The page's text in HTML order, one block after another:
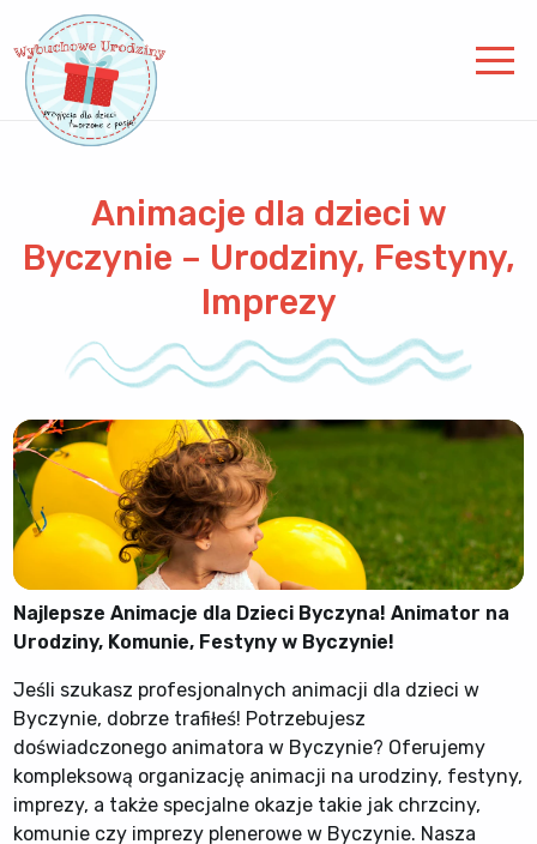
Animacje dla dzieci w
Byczynie – Urodziny, Festyny,
Imprezy
Najlepsze Animacje dla Dzieci Byczyna! Animator na
Urodziny, Komunie, Festyny w Byczynie!
Jeśli szukasz profesjonalnych animacji dla dzieci w
Byczynie, dobrze trafiłeś! Potrzebujesz
doświadczonego animatora w Byczynie? Oferujemy
kompleksową organizację animacji na urodziny, festyny,
imprezy, a także specjalne okazje takie jak chrzciny,
komunie czy imprezy plenerowe w Byczynie. Nasza